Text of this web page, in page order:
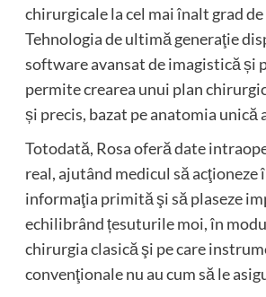
chirurgicale la cel mai înalt grad
Tehnologia de ultimă generaţie
software avansat de imagistică și
permite crearea unui plan
și precis, bazat pe anatomia unică
Totodată, Rosa oferă date
real, ajutând medicul să acţioneze
informaţia primită şi să plaseze
echilibrând țesuturile moi, în
chirurgia clasică şi pe care
convenţionale nu au cum să le